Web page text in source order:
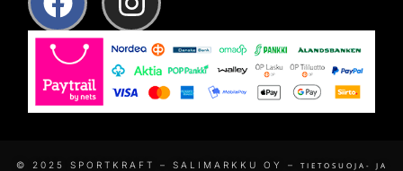
© 2025 SPORTKRAFT – SALIMARKKU OY – TIETOSUOJA- JA